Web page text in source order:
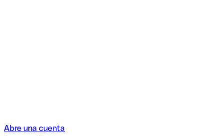
Abre una cuenta